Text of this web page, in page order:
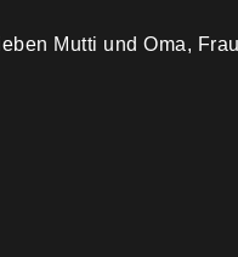
Mutti und Oma, Frau